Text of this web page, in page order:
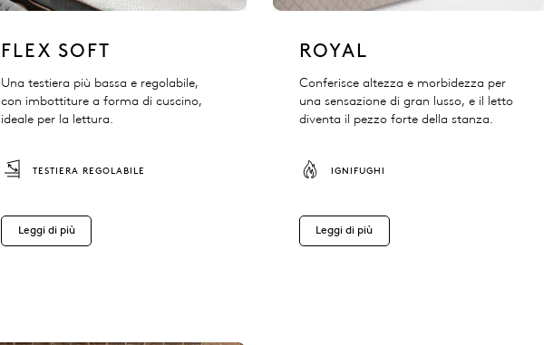
FLEX SOFT
Una testiera più bassa e regolabile,
con imbottiture a forma di cuscino,
ideale per la lettura.
TESTIERA REGOLABILE
Leggi di più
ROYAL
Conferisce altezza e morbidezza per
una sensazione di gran lusso, e il letto
diventa il pezzo forte della stanza.
IGNIFUGHI
Leggi di più